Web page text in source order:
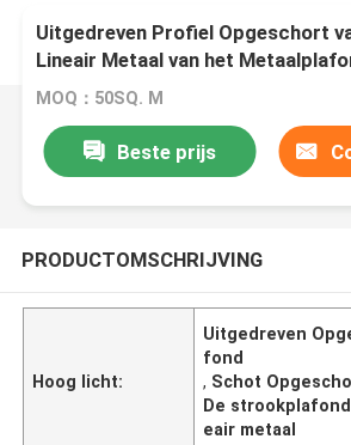
Uitgedreven Profiel Opgeschort
Lineair Metaal van het
de Strookplafond
MOQ：50SQ. M
Beste prijs
PRODUCTOMSCHRIJVING
Hoog licht:
Uitgedreven
fond
, Schot
De
eair metaal